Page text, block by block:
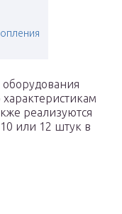
реализуются
или 12 штук в